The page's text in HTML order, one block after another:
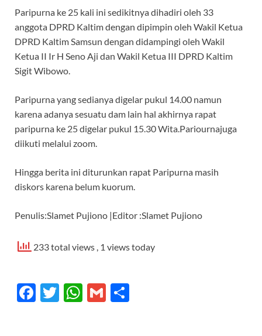
Paripurna ke 25 kali ini sedikitnya dihadiri oleh 33
anggota DPRD Kaltim dengan dipimpin oleh Wakil Ketua
DPRD Kaltim Samsun dengan didampingi oleh Wakil
Ketua II Ir H Seno Aji dan Wakil Ketua III DPRD Kaltim
Sigit Wibowo.
Paripurna yang sedianya digelar pukul 14.00 namun
karena adanya sesuatu dam lain hal akhirnya rapat
paripurna ke 25 digelar pukul 15.30 Wita.Pariournajuga
diikuti melalui zoom.
Hingga berita ini diturunkan rapat Paripurna masih
diskors karena belum kuorum.
Penulis:Slamet Pujiono |Editor :Slamet Pujiono
233 total views , 1 views today
F
T
W G